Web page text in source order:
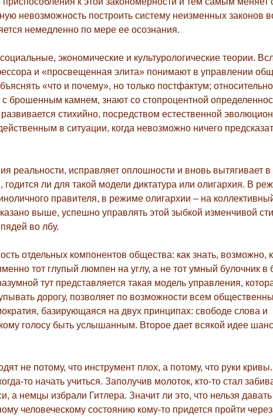
невозможность построить систему неизменных законов
немедленно по мере ее осознания.
экономические и культурологические теории.
и «просвещенная элита» понимают в управлении
«что и почему», но только постфактум; относительно
брошенным камнем, знают со стопроцентной
стихийно, посредством естественной
в ситуации, когда невозможно ничего
реальности, исправляет оплошности и вновь вытягивает в
ли для такой модели диктатура или олигархия. В
правителя, в режиме олигархии – на
выше, успешно управлять этой зыбкой изменчивой
во лбу.
отдельных компонентов общества: как знать, возможно,
тот глупый люмпен на углу, а не тот умный булочник в
тут представляется такая модель управления,
дорогу, позволяет по возможности всем
базирующаяся на двух принципах: свободе слова и
голосу быть услышанным. Второе дает всякой идее шанс
не потому, что инструмент плох, а потому, что руки
то начать учиться. Заполучив молоток, кто-то стал
а немцы избрали Гитлера. Значит ли это, что нельзя
человеческому состоянию кому-то придется пройти